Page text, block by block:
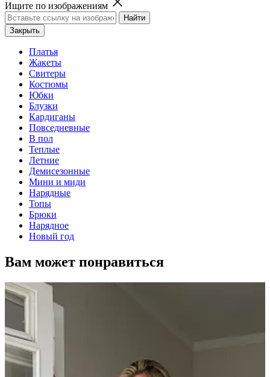
Ищите по изображениям
Закрыть
Платья
Жакеты
Свитеры
Костюмы
Юбки
Блузки
Кардиганы
Повседневные
В пол
Теплые
Летние
Демисезонные
Мини и миди
Нарядные
Топы
Брюки
Нарядное
Новый год
Вам может понравиться